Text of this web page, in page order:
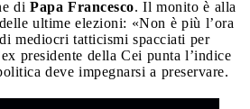
di Papa Francesco. Il monito è alla
ultime elezioni: «Non è più l’ora
mediocri tatticismi spacciati per
presidente della Cei punta l’indice
deve impegnarsi a preservare.